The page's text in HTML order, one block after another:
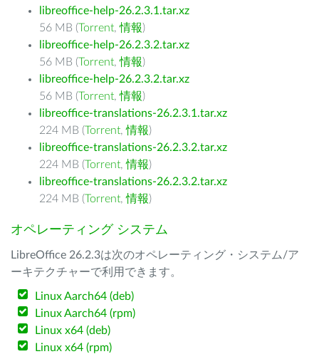
libreoffice-help-26.2.3.1.tar.xz
56 MB (Torrent,情報)
libreoffice-help-26.2.3.2.tar.xz
56 MB (Torrent,情報)
libreoffice-help-26.2.3.2.tar.xz
56 MB (Torrent,情報)
libreoffice-translations-26.2.3.1.tar.xz
224 MB (Torrent,情報)
libreoffice-translations-26.2.3.2.tar.xz
224 MB (Torrent,情報)
libreoffice-translations-26.2.3.2.tar.xz
224 MB (Torrent,情報)
オペレーティング システム
LibreOffice 26.2.3は次のオペレーティング・システム/ア
ーキテクチャーで利用できます。
Linux Aarch64 (deb)
Linux Aarch64 (rpm)
Linux x64 (deb)
Linux x64 (rpm)